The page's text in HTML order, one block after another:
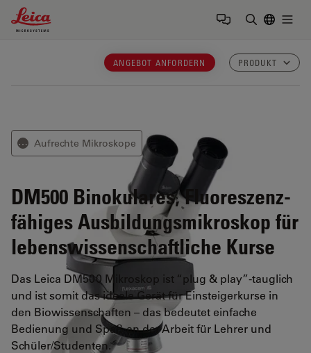
Leica Microsystems Logo
ANGEBOT ANFORDERN PRODUKT
⋯ Aufrechte Mikroskope
DM500 Binokulares, Fluoreszenz-
fähiges Ausbildungsmikroskop für
lebenswissenschaftliche Kurse
Das Leica DM500 Mikroskop ist “plug & play”-tauglich
und ist somit das ideale Gerät für Einsteigerkurse in
den Biowissenschaften – das bedeutet einfache
Bedienung und Spaß an der Arbeit für Lehrer und
Schüler/Studenten.